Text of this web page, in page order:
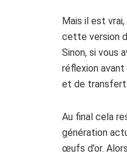
Mais il est
cette version
Sinon, si vous
réflexion
et de
Au final cela
génération
œufs d’or.